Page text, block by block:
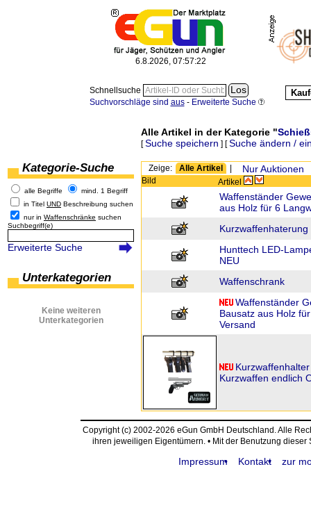
6.8.2026, 07:57:22
Schnellsuche
Suchvorschläge sind aus- Erweiterte Suche
Alle Artikel in der Kategorie "
[Suche speichern ] [Suche ändern /
Kategorie-Suche
alle Begriffe
mind. 1 Begriff
in Titel UND Beschreibung suchen
nur in Waffenschränke suchen
Suchbegriff(e)
Erweiterte Suche
Unterkategorien
Keine weiteren
Unterkategorien
Zeige: Alle Artikel Nur Auktionen
Bild Artikel
Waffenständer
aus Holz für 6
Hunttech LED-
NEU
Waffenschrank
Waffenständer
Bausatz aus Holz
Versand
Kurzwaffen endlich
Copyright (c) 2002-2026 eGun GmbH Deutschland. Alle
ihren jeweiligen Eigentümern. • Mit der Benutzung
Impressum Kontakt zur